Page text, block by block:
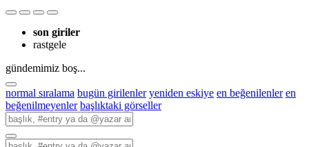
son giriler
rastgele
gündemimiz boş...
normal sıralama bugün girilenler yeniden eskiye en beğenilenler en
beğenilmeyenler başlıktaki görseller